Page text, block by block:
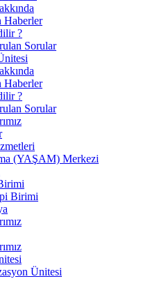
?
Sorular
?
Sorular
(YAŞAM) Merkezi
Birimi
Ünitesi